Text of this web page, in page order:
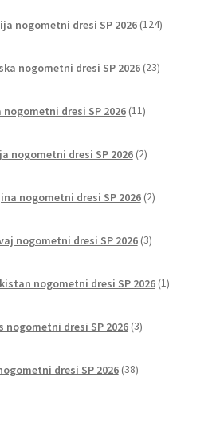
nogometni dresi SP 2026 124izdelkov
nogometni dresi SP 2026 23izdelkov
nogometni dresi SP 2026 11izdelkov
nogometni dresi SP 2026 2izdelka
nogometni dresi SP 2026 2izdelka
nogometni dresi SP 2026 3izdelki
nogometni dresi SP 2026 1izdelek
nogometni dresi SP 2026 3izdelki
dresi SP 2026 38izdelkov